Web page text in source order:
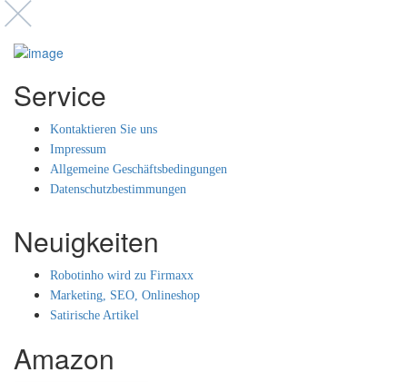
Service
Kontaktieren Sie uns
Impressum
Allgemeine Geschäftsbedingungen
Datenschutzbestimmungen
Neuigkeiten
Robotinho wird zu Firmaxx
Marketing, SEO, Onlineshop
Satirische Artikel
Amazon